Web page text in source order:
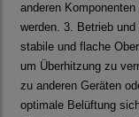
anderen
werden. 3. Betrieb
stabile und flache
um Überhitzung zu
zu anderen Geräten
optimale Belüftung